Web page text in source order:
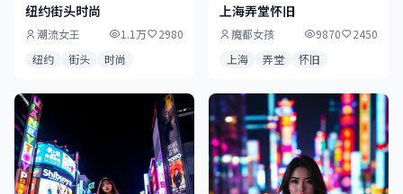
纽约街头时尚
潮流女王 1.1万
2980
纽约
街头 时尚
上海弄堂怀旧
魔都女孩 9870
2450
上海
弄堂 怀旧